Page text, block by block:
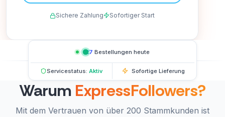
Sichere Zahlung Sofortiger Start
127 Bestellungen heute
Servicestatus: Aktiv Sofortige Lieferung
Warum ExpressFollowers?
Mit dem Vertrauen von über 200 Stammkunden ist